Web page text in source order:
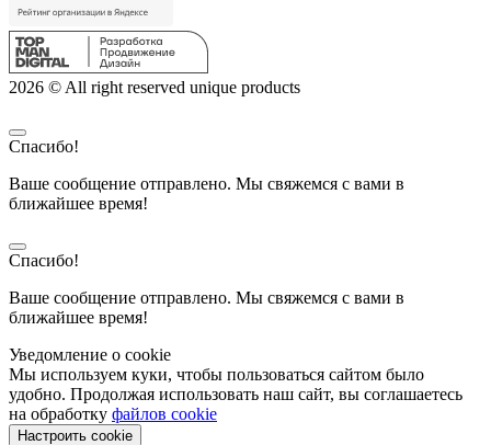
2026 © All right reserved unique products
Спасибо!
Ваше сообщение отправлено. Мы свяжемся с вами в
ближайшее время!
Спасибо!
Ваше сообщение отправлено. Мы свяжемся с вами в
ближайшее время!
Уведомление о cookie
Мы используем куки, чтобы пользоваться сайтом было
удобно. Продолжая использовать наш сайт, вы соглашаетесь
на обработку файлов cookie
Настроить cookie